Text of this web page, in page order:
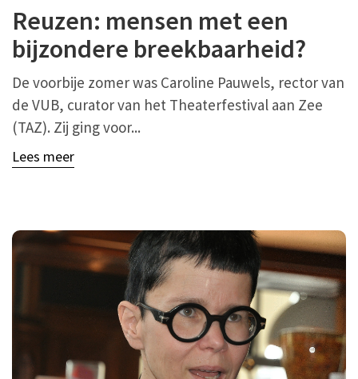
Reuzen: mensen met een
bijzondere breekbaarheid?
De voorbije zomer was Caroline Pauwels, rector van
de VUB, curator van het Theaterfestival aan Zee
(TAZ). Zij ging voor...
Lees meer